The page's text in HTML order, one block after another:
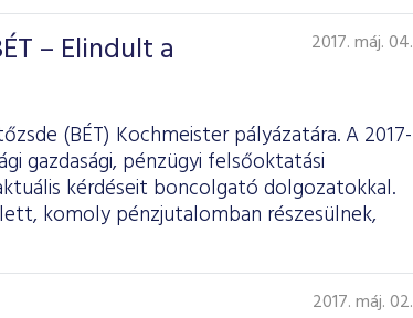
– Elindult a
2017. máj. 04.
(BÉT) Kochmeister pályázatára. A 2017-
gazdasági, pénzügyi felsőoktatási
kérdéseit boncolgató dolgozatokkal.
komoly pénzjutalomban részesülnek,
2017. máj. 02.